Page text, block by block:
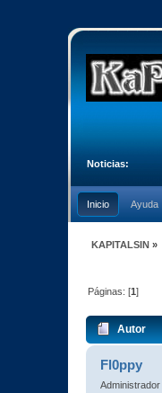
Noticias:
Inicio Ayuda
KAPITALSIN »
Páginas: [1]
Autor
Fl0ppy
Administrador